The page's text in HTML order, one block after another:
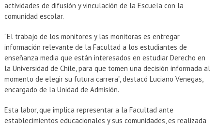
actividades de difusión y vinculación de la Escuela con la
comunidad escolar.
“El trabajo de los monitores y las monitoras es entregar
información relevante de la Facultad a los estudiantes de
enseñanza media que están interesados en estudiar Derecho en
la Universidad de Chile, para que tomen una decisión informada al
momento de elegir su futura carrera”, destacó Luciano Venegas,
encargado de la Unidad de Admisión.
Esta labor, que implica representar a la Facultad ante
establecimientos educacionales y sus comunidades, es realizada